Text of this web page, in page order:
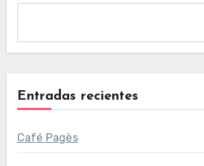
Entradas recientes
Café Pagès